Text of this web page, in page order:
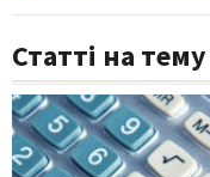
Статті на тему